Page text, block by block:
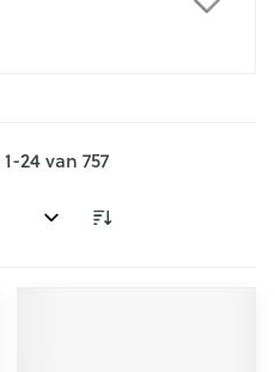
1-24van 757